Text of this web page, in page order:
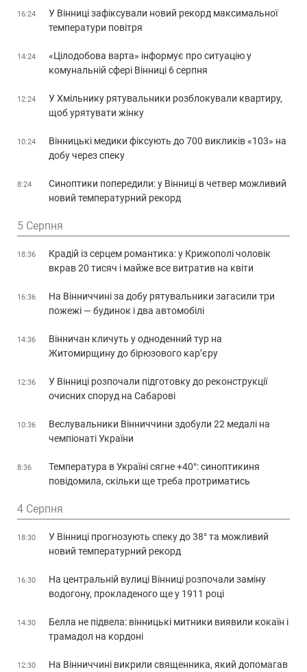
16:24
У Вінниці зафіксували новий рекорд максимальної
температури повітря
14:24
«Цілодобова варта» інформує про ситуацію у
комунальній сфері Вінниці 6 серпня
12:24
У Хмільнику рятувальники розблокували квартиру,
щоб урятувати жінку
10:24
Вінницькі медики фіксують до 700 викликів «103» на
добу через спеку
8:24
Синоптики попередили: у Вінниці в четвер можливий
новий температурний рекорд
5 Серпня
18:36
Крадій із серцем романтика: у Крижополі чоловік
вкрав 20 тисяч і майже все витратив на квіти
16:36
На Вінниччині за добу рятувальники загасили три
пожежі — будинок і два автомобілі
14:36
Вінничан кличуть у одноденний тур на
Житомирщину до бірюзового кар’єру
12:36
У Вінниці розпочали підготовку до реконструкції
очисних споруд на Сабарові
10:36
Веслувальники Вінниччини здобули 22 медалі на
чемпіонаті України
8:36
Температура в Україні сягне +40°: синоптикиня
повідомила, скільки ще треба протриматись
4 Серпня
18:30
У Вінниці прогнозують спеку до 38° та можливий
новий температурний рекорд
16:30
На центральній вулиці Вінниці розпочали заміну
водогону, прокладеного ще у 1911 році
14:30
Белла не підвела: вінницькі митники виявили кокаїн і
трамадол на кордоні
12:30
На Вінниччині викрили священника, який допомагав